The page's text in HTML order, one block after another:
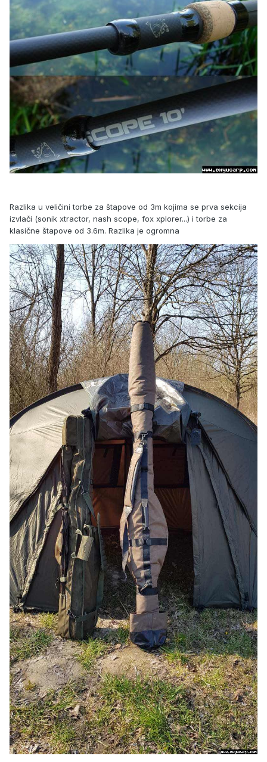
Razlika u veličini torbe za štapove od 3m kojima se prva sekcija
izvlači (sonik xtractor, nash scope, fox xplorer...) i torbe za
klasične štapove od 3.6m. Razlika je ogromna